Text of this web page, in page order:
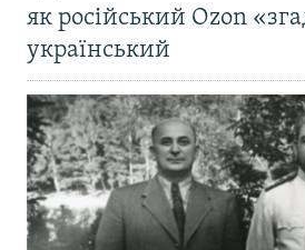
як російський Ozon
український